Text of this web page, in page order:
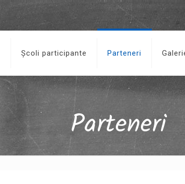
Școli participante Parteneri
Parteneri